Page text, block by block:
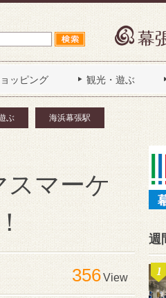
ッピング 観光・遊ぶ
ぶ 海浜幕張駅
スマーケ
356View
週